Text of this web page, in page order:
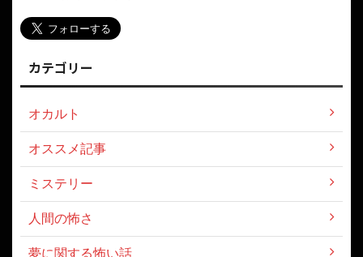
カテゴリー
オカルト
オススメ記事
ミステリー
人間の怖さ
夢に関する怖い話